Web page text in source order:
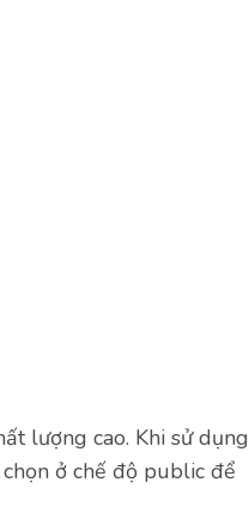
lượng cao. Khi sử dụng
ở chế độ public để